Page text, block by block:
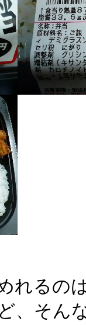
れるの
、そん